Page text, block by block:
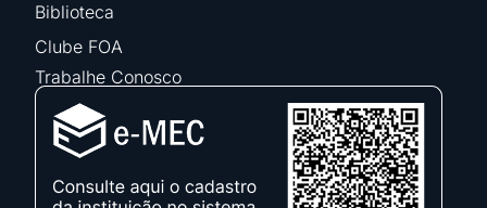
Biblioteca
Clube FOA
Trabalhe Conosco